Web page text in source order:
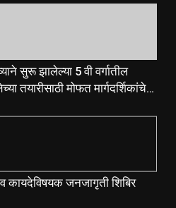
सुरू झालेल्या 5 वी वर्गातील
तयारीसाठी मोफत मार्गदर्शिकांचे
व कायदेविषयक जनजागृती शिबिर